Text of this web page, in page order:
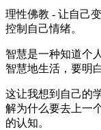
理性佛教 - 让自己
控制自己情绪。
智慧是一种知道个
智慧地生活，要明
这让我想到自己的
解为什么要去上一
的认知。